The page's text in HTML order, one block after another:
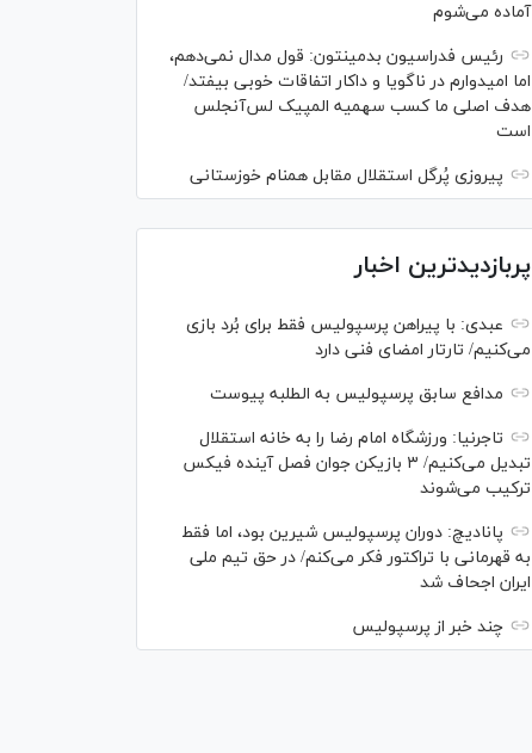
آماده می‌شوم
رئیس فدراسیون بدمینتون: قول مدال نمی‌دهم،
اما امیدوارم در ناگویا و داکار اتفاقات خوبی بیفتد/
هدف اصلی ما کسب سهمیه المپیک لس‌آنجلس
است
پیروزی پُرگل استقلال مقابل همنام خوزستانی
پربازدیدترین اخبار
عبدی: با پیراهن پرسپولیس فقط برای بُرد بازی
می‌کنیم/ تارتار امضای فنی دارد
مدافع سابق پرسپولیس به الطلبه پیوست
تاجرنیا: ورزشگاه امام رضا را به خانه استقلال
تبدیل می‌کنیم/ ۳ بازیکن جوان فصل آینده فیکس
ترکیب می‌شوند
پانادیچ: دوران پرسپولیس شیرین بود، اما فقط
به قهرمانی با تراکتور فکر می‌کنم/ در حق تیم ملی
ایران اجحاف شد
چند خبر از پرسپولیس